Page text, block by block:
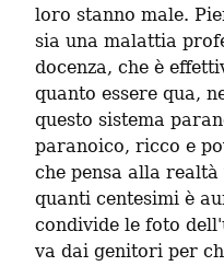
loro stanno male.
sia una malattia
docenza, che è
quanto essere qua,
questo sistema
paranoico, ricco e
che pensa alla
quanti centesimi è
condivide le foto
va dai genitori per